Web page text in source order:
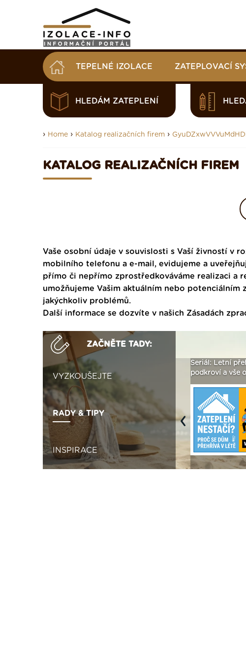
TEPELNÉ IZOLACE ZATEPLOVACÍ
HLEDÁM ZATEPLENÍ
› Home › Katalog realizačních firem › GyuDZxwVVVuMdHDI
KATALOG REALIZAČNÍCH FIREM
Vaše osobní údaje v souvislosti s Vaší živností v
mobilního telefonu a e-mail, evidujeme a
přímo či nepřímo zprostředkováváme realizaci a
umožňujeme Vašim aktuálním nebo potenciálním
jakýchkoliv problémů.
Další informace se dozvíte v našich Zásadách
ZAČNĚTE TADY:
VYZKOUŠEJTE
RADY & TIPY
INSPIRACE
Vytvořte si vizualizaci
seženeme! ›
Seriál: Letní
podkroví a vše
Previous